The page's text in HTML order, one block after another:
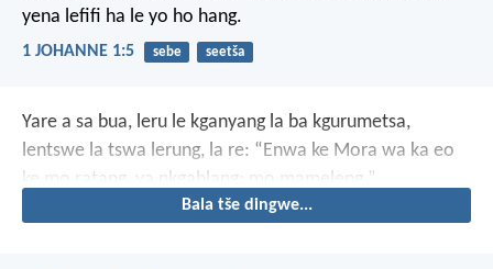
yena lefifi ha le yo ho hang.
1 JOHANNE 1:5 sebe seetša
Yare a sa bua, leru le kganyang la ba kgurumetsa,
lentswe la tswa lerung, la re: “Enwa ke Mora wa ka eo
ke mo ratang, ya nkgahlang; mo mameleng.”
Bala tše dingwe...